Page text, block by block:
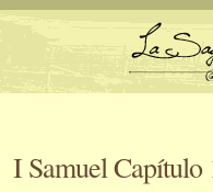
I Samuel Capítulo